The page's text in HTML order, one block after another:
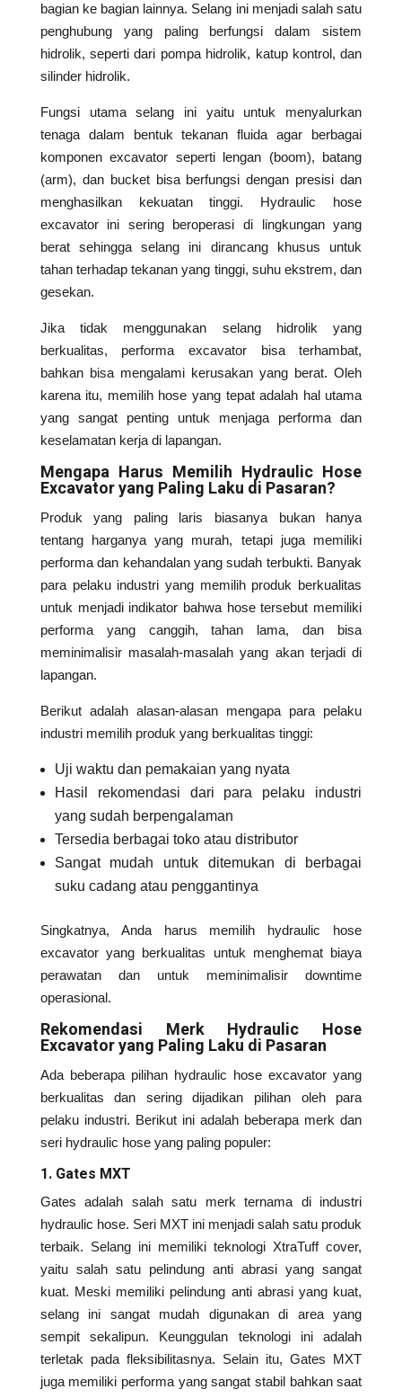
bagian ke bagian lainnya. Selang ini menjadi salah satu
penghubung yang paling berfungsi dalam sistem
hidrolik, seperti dari pompa hidrolik, katup kontrol, dan
silinder hidrolik.
Fungsi utama selang ini yaitu untuk menyalurkan
tenaga dalam bentuk tekanan fluida agar berbagai
komponen excavator seperti lengan (boom), batang
(arm), dan bucket bisa berfungsi dengan presisi dan
menghasilkan kekuatan tinggi. Hydraulic hose
excavator ini sering beroperasi di lingkungan yang
berat sehingga selang ini dirancang khusus untuk
tahan terhadap tekanan yang tinggi, suhu ekstrem, dan
gesekan.
Jika tidak menggunakan selang hidrolik yang
berkualitas, performa excavator bisa terhambat,
bahkan bisa mengalami kerusakan yang berat. Oleh
karena itu, memilih hose yang tepat adalah hal utama
yang sangat penting untuk menjaga performa dan
keselamatan kerja di lapangan.
Mengapa Harus Memilih Hydraulic Hose
Excavator yang Paling Laku di Pasaran?
Produk yang paling laris biasanya bukan hanya
tentang harganya yang murah, tetapi juga memiliki
performa dan kehandalan yang sudah terbukti. Banyak
para pelaku industri yang memilih produk berkualitas
untuk menjadi indikator bahwa hose tersebut memiliki
performa yang canggih, tahan lama, dan bisa
meminimalisir masalah-masalah yang akan terjadi di
lapangan.
Berikut adalah alasan-alasan mengapa para pelaku
industri memilih produk yang berkualitas tinggi:
Uji waktu dan pemakaian yang nyata
Hasil rekomendasi dari para pelaku industri
yang sudah berpengalaman
Tersedia berbagai toko atau distributor
Sangat mudah untuk ditemukan di berbagai
suku cadang atau penggantinya
Singkatnya, Anda harus memilih hydraulic hose
excavator yang berkualitas untuk menghemat biaya
perawatan dan untuk meminimalisir downtime
operasional.
Rekomendasi Merk Hydraulic Hose
Excavator yang Paling Laku di Pasaran
Ada beberapa pilihan hydraulic hose excavator yang
berkualitas dan sering dijadikan pilihan oleh para
pelaku industri. Berikut ini adalah beberapa merk dan
seri hydraulic hose yang paling populer:
1. Gates MXT
Gates adalah salah satu merk ternama di industri
hydraulic hose. Seri MXT ini menjadi salah satu produk
terbaik. Selang ini memiliki teknologi XtraTuff cover,
yaitu salah satu pelindung anti abrasi yang sangat
kuat. Meski memiliki pelindung anti abrasi yang kuat,
selang ini sangat mudah digunakan di area yang
sempit sekalipun. Keunggulan teknologi ini adalah
terletak pada fleksibilitasnya. Selain itu, Gates MXT
juga memiliki performa yang sangat stabil bahkan saat